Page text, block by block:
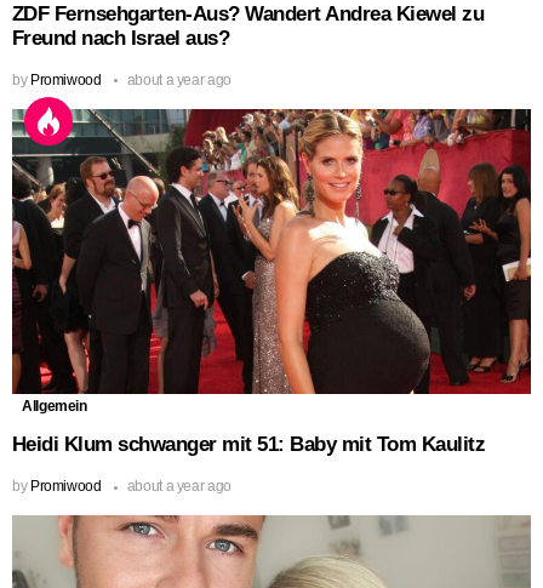
ZDF Fernsehgarten-Aus? Wandert Andrea Kiewel zu
Freund nach Israel aus?
by Promiwood about a year ago
Allgemein
Heidi Klum schwanger mit 51: Baby mit Tom Kaulitz
by Promiwood about a year ago